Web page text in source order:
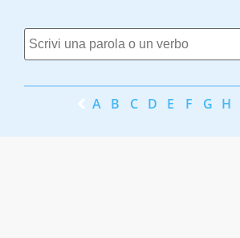
A B C D E F G H